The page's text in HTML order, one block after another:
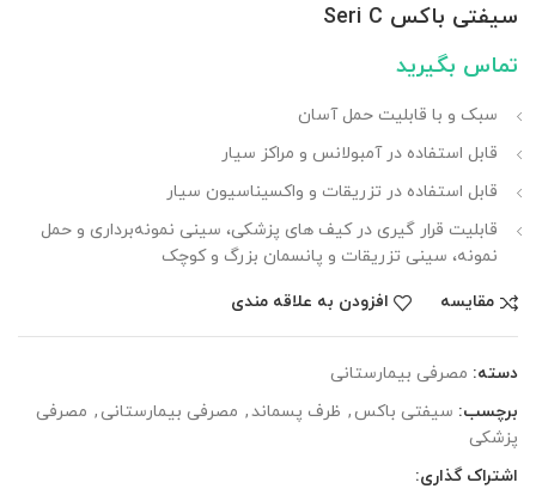
سیفتی باکس Seri C
تماس بگیرید
سبک و با قابلیت حمل آسان
قابل استفاده در آمبولانس و مراکز سیار
قابل استفاده در تزریقات و واکسیناسیون سیار
قابلیت قرار گیری در کیف‌ های پزشکی، سینی نمونه‌برداری و حمل
نمونه، سینی تزریقات و پانسمان بزرگ و کوچک
مقایسه افزودن به علاقه مندی
دسته: مصرفی بیمارستانی
برچسب: سیفتی باکس , ظرف پسماند, مصرفی بیمارستانی , مصرفی
پزشکی
اشتراک گذاری: